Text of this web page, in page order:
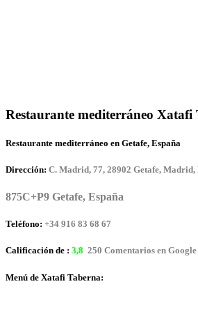
Restaurante mediterráneo Xatafi
Restaurante mediterráneo en Getafe, España
Dirección: C. Madrid, 77, 28902 Getafe, Madrid,
875C+P9 Getafe, España
Teléfono: +34 916 83 68 67
Calificación de : 3,8 250 Comentarios en Google
Menú de Xatafi Taberna: